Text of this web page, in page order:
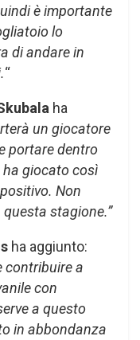
è importante
lo
di andare in
“
ha
un giocatore
portare dentro
giocato così
Non
questa stagione.”
ha aggiunto:
contribuire a
con
a questo
in abbondanza